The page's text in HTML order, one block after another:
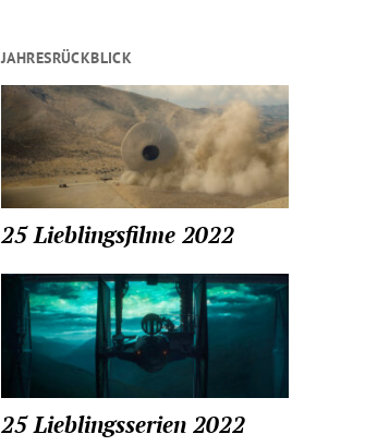
JAHRESRÜCKBLICK
25 Lieblingsfilme 2022
25 Lieblingsserien 2022